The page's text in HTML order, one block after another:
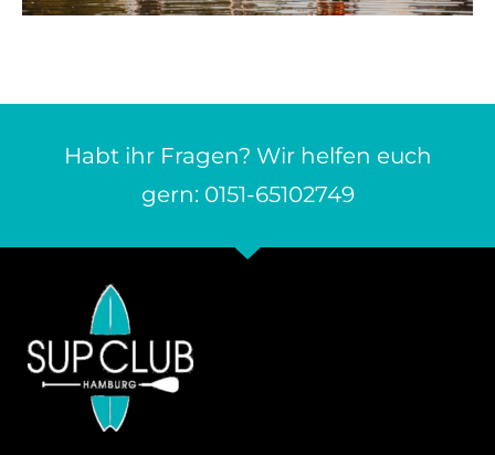
Habt ihr Fragen? Wir helfen euch
gern: 0151-65102749